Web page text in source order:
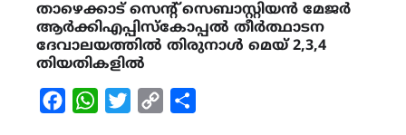
താഴെക്കാട് സെന്റ് സെബാസ്റ്റിയന്‍ മേജര്‍
ആര്‍ക്കിഎപ്പിസ്‌കോപ്പല്‍ തീര്‍ത്ഥാടന
ദേവാലയത്തില്‍ തിരുനാള്‍ മെയ് 2,3,4
തിയതികളില്‍
FacebookWhatsAppTwitterCopy